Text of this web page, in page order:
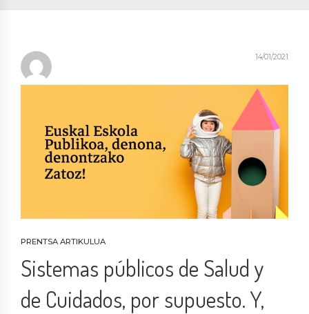
14/01/2021
PRENTSA ARTIKULUA
Sistemas públicos de Salud y
de Cuidados, por supuesto. Y,